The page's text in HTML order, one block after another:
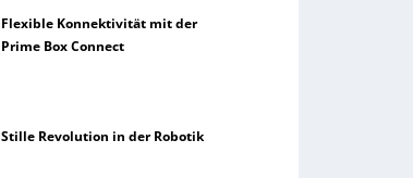
Flexible Konnektivität mit der
Prime Box Connect
Stille Revolution in der Robotik